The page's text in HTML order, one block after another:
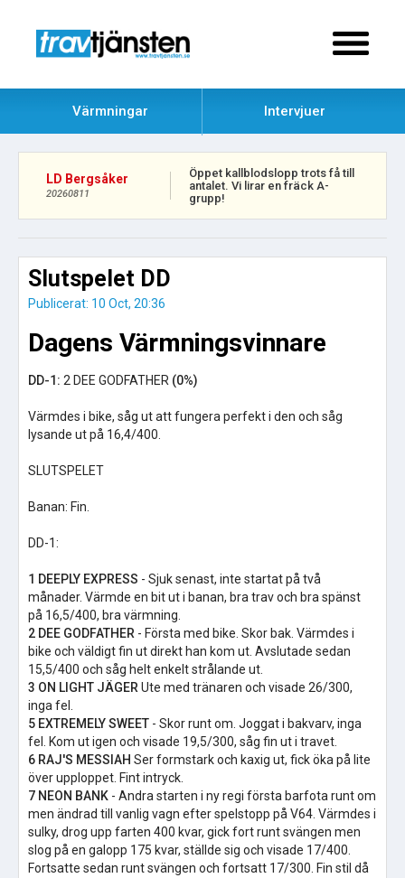
Värmningar Intervjuer
LD Bergsåker
20260811
Öppet kallblodslopp trots få till
antalet. Vi lirar en fräck A-
grupp!
Slutspelet DD
Publicerat: 10 Oct, 20:36
Dagens Värmningsvinnare
DD-1: 2 DEE GODFATHER (0%)
Värmdes i bike, såg ut att fungera perfekt i den och såg
lysande ut på 16,4/400.
SLUTSPELET
Banan: Fin.
DD-1:
1 DEEPLY EXPRESS - Sjuk senast, inte startat på två
månader. Värmde en bit ut i banan, bra trav och bra spänst
på 16,5/400, bra värmning.
2 DEE GODFATHER - Första med bike. Skor bak. Värmdes i
bike och väldigt fin ut direkt han kom ut. Avslutade sedan
15,5/400 och såg helt enkelt strålande ut.
3 ON LIGHT JÄGER Ute med tränaren och visade 26/300,
inga fel.
5 EXTREMELY SWEET - Skor runt om. Joggat i bakvarv, inga
fel. Kom ut igen och visade 19,5/300, såg fin ut i travet.
6 RAJ'S MESSIAH Ser formstark och kaxig ut, fick öka på lite
över upploppet. Fint intryck.
7 NEON BANK - Andra starten i ny regi första barfota runt om
men ändrad till vanlig vagn efter spelstopp på V64. Värmdes i
sulky, drog upp farten 400 kvar, gick fort runt svängen men
slog på en galopp 175 kvar, ställde sig och visade 17/400.
Fortsatte sedan runt svängen och fortsatt 17/300. Fin stil då